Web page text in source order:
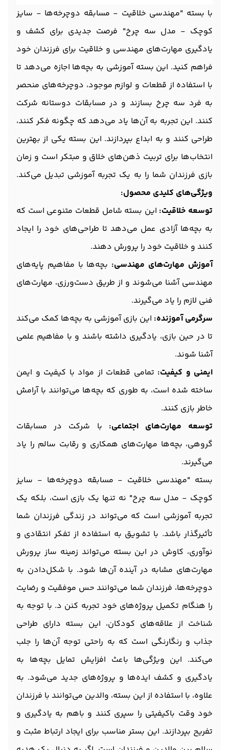
با بسته "مهندسی خلاقیت - مسابقه دوچرخه‌ها - سایز
کوچک - مدل سه چرخ" فرصت جدیدی برای کشف و
یادگیری مهارت‌های مهندسی و خلاقیت برای فرزندان خود
فراهم کنید. این بسته آموزشی به بچه‌ها اجازه می‌دهد تا
با استفاده از قطعات و لوازم موجود، دوچرخه‌های منحصر
به فرد سه چرخ بسازند و در مسابقات دوستانه شرکت
کنند. این تجربه به آن‌ها یاد می‌دهد که چگونه فکر کنند،
طراحی کنند و به ابداع بپردازند. این بسته یکی از بهترین
انتخاب‌ها برای تربیت ذهن‌های خلاق و مبتکر است و زمان
بازی فرزندان شما را به یک تجربه آموزشی تبدیل می‌کند.
ویژگی‌های کلیدی محصول:
توسعه خلاقیت: این بسته شامل قطعات متنوعی است که
به بچه‌ها آزادی عمل می‌دهد تا طراحی‌های خود را ایجاد
کنند و خلاقیت خود را پرورش دهند.
آموزش مهارت‌های مهندسی: بچه‌ها با مفاهیم پایه‌های
مهندسی آشنا می‌شوند و از طریق دست‌ورزی، مهارت‌های
فنی لازم را یاد می‌گیرند.
سرگرمی آموزنده: این بازی آموزشی به بچه‌ها کمک می‌کند
تا در حین بازی، یادگیری داشته باشند و با مفاهیم علمی
آشنا شوند.
ایمنی و کیفیت: تمامی قطعات از مواد با کیفیت و ایمن
ساخته شده است، به طوری که بچه‌ها می‌توانند با آرامش
خاطر بازی کنند.
توسعه مهارت‌های اجتماعی: با شرکت در مسابقات
گروهی، بچه‌ها مهارت‌های همکاری و رقابت سالم را یاد
می‌گیرند.
بسته "مهندسی خلاقیت - مسابقه دوچرخه‌ها - سایز
کوچک - مدل سه چرخ" نه تنها یک بازی است، بلکه یک
تجربه آموزشی است که می‌تواند در زندگی فرزندان شما
تأثیرگذار باشد. با تشویق به استفاده از تفکر انتقادی و
نوآوری، کاوش در این بسته می‌تواند زمینه ساز پرورش
مهارت‌های مشابه در آینده آن‌ها شود. با شکل‌دادن به
دوچرخه‌ها، فرزندان شما می‌توانند حس موفقیت و رضایت
را هنگام تکمیل پروژه‌های خود تجربه کنن د. با توجه به
شناخت از علاقه‌های کودکان، این بسته دارای طراحی
جذاب و رنگارنگی است که به راحتی توجه آن‌ها را جلب
می‌کند. این ویژگی‌ها باعث افزایش تمایل بچه‌ها به
یادگیری و کشف ایده‌ها و پروژه‌های جدید می‌شود. به
علاوه، با استفاده از این بسته، والدین می‌توانند با فرزندان
خود وقت باکیفیتی را سپری کنند و باهم به یادگیری و
تفریح بپردازند. این بستر مناسب برای ایجاد ارتباط مثبت و